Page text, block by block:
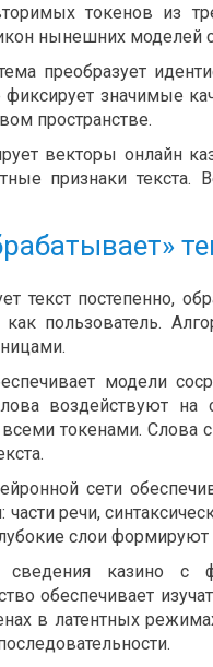
токенов из
нынешних моделей
преобразует
фиксирует значимые
пространстве.
векторы онлайн
признаки
текст постепенно,
пользователь.
модели
воздействуют
токенами.
сети
части речи,
слои формируют
сведения казино с
обеспечивает
в латентных